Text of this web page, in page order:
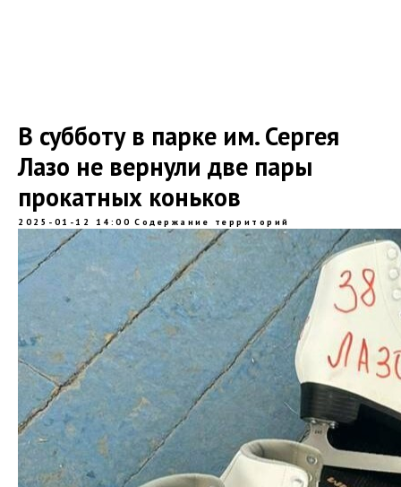
В субботу в парке им. Сергея
Лазо не вернули две пары
прокатных коньков
2025-01-12 14:00 Содержание территорий